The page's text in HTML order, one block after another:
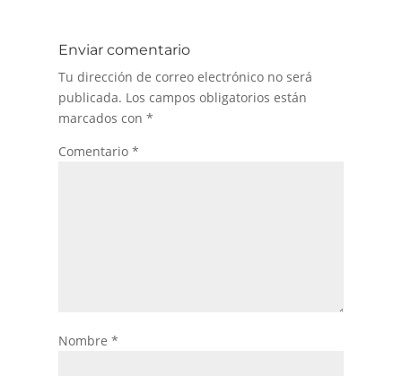
Enviar comentario
Tu dirección de correo electrónico no será
publicada. Los campos obligatorios están
marcados con *
Comentario *
Nombre *